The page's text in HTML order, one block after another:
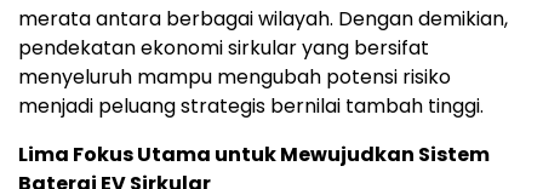
merata antara berbagai wilayah. Dengan demikian,
pendekatan ekonomi sirkular yang bersifat
menyeluruh mampu mengubah potensi risiko
menjadi peluang strategis bernilai tambah tinggi.
Lima Fokus Utama untuk Mewujudkan Sistem